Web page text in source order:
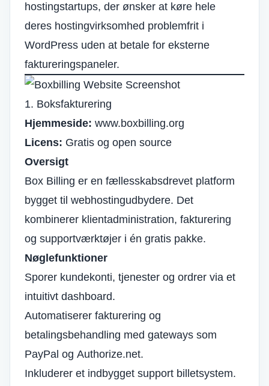
hostingstartups, der ønsker at køre hele
deres hostingvirksomhed problemfrit i
WordPress uden at betale for eksterne
faktureringspaneler.
1. Boksfakturering
Hjemmeside: www.boxbilling.org
Licens: Gratis og open source
Oversigt
Box Billing er en fællesskabsdrevet platform
bygget til webhostingudbydere. Det
kombinerer klientadministration, fakturering
og supportværktøjer i én gratis pakke.
Nøglefunktioner
Sporer kundekonti, tjenester og ordrer via et
intuitivt dashboard.
Automatiserer fakturering og
betalingsbehandling med gateways som
PayPal og Authorize.net.
Inkluderer et indbygget support billetsystem.